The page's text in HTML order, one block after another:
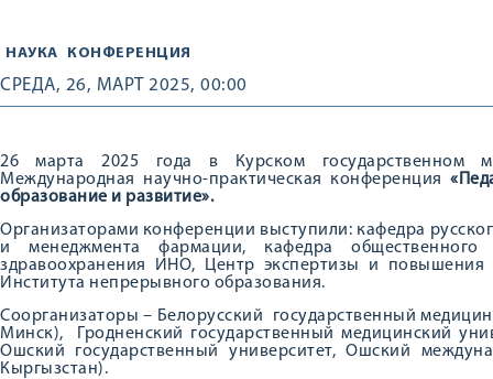
НАУКА КОНФЕРЕНЦИЯ
СРЕДА, 26, МАРТ 2025, 00:00
26 марта 2025 года в Курском государственном
Международная научно-практическая конференция
образование и развитие».
Организаторами конференции выступили: кафедра
и менеджмента фармации, кафедра
здравоохранения ИНО, Центр экспертизы и повышения
Института непрерывного образования.
Соорганизаторы – Белорусский государственный
Минск), Гродненский государственный медицинский
Ошский государственный университет, Ошский
Кыргызстан).